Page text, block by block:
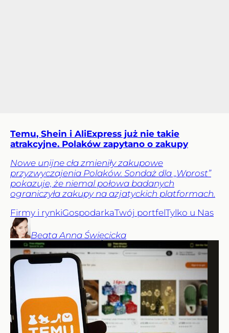
Temu, Shein i AliExpress już nie takie
atrakcyjne. Polaków zapytano o zakupy
Nowe unijne cła zmieniły zakupowe
przyzwyczajenia Polaków. Sondaż dla „Wprost”
pokazuje, że niemal połowa badanych
ograniczyła zakupy na azjatyckich platformach.
Firmy i rynkiGospodarkaTwój portfelTylko u Nas
Beata Anna Święcicka